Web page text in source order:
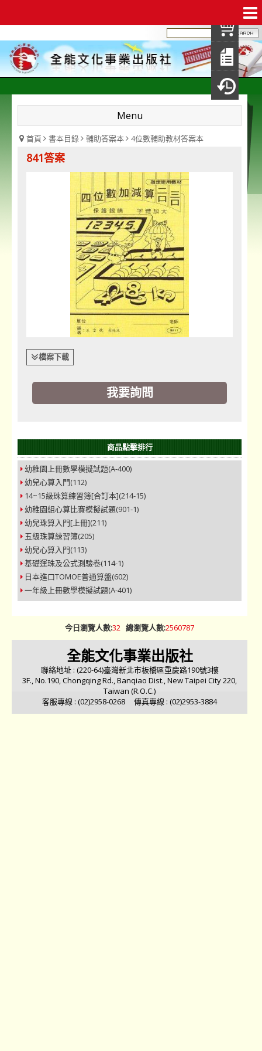
Menu
首頁 書本目錄 輔助答案本 4位數輔助教材答案本
841答案
檔案下載
我要詢問
商品點擊排行
幼稚園上冊數學模擬試題(A-400)
幼兒心算入門(112)
14~15級珠算練習簿[合訂本](214-15)
幼稚園組心算比賽模擬試題(901-1)
幼兒珠算入門[上冊](211)
五級珠算練習簿(205)
幼兒心算入門(113)
基礎運珠及公式測驗卷(114-1)
日本進口TOMOE普通算盤(602)
一年級上冊數學模擬試題(A-401)
今日瀏覽人數:32 總瀏覽人數:2560787
全能文化事業出版社
聯絡地址 : (220-64)臺灣新北市板橋區重慶路190號3樓
3F., No.190, Chongqing Rd., Banqiao Dist., New Taipei City 220,
Taiwan (R.O.C.)
客服專線 : (02)2958-0268 傳真專線 : (02)2953-3884
我
查
填